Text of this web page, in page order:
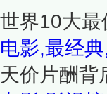
世界10大
电影,最经
天价片酬背